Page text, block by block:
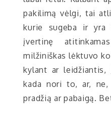
pakilimą vėlgi, tai
kurie sugeba ir yra
įvertinę
milžiniškas lėktuvo
kylant ar
kada nori to, ar, ne,
pradžią ar pabaigą.